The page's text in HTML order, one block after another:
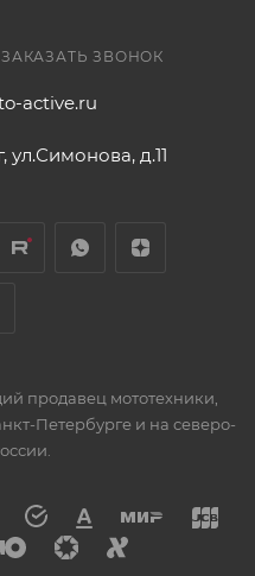
ЗАКАЗАТЬ ЗВОНОК
active.ru
ул.Симонова, д.11
продавец мототехники,
Петербурге и на северо-